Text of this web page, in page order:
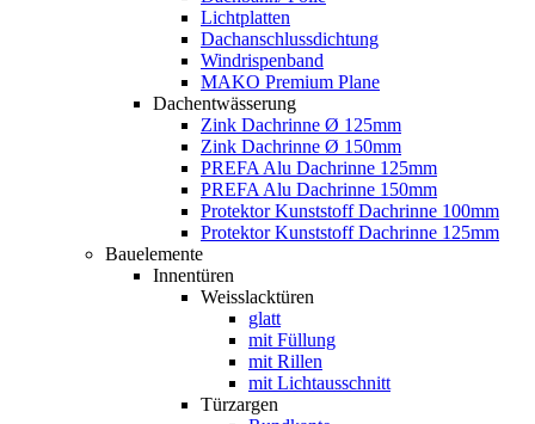
Lichtplatten
Dachanschlussdichtung
Windrispenband
MAKO Premium Plane
Dachentwässerung
Zink Dachrinne Ø 125mm
Zink Dachrinne Ø 150mm
PREFA Alu Dachrinne 125mm
PREFA Alu Dachrinne 150mm
Protektor Kunststoff Dachrinne 100mm
Protektor Kunststoff Dachrinne 125mm
Bauelemente
Innentüren
Weisslacktüren
glatt
mit Füllung
mit Rillen
mit Lichtausschnitt
Türzargen